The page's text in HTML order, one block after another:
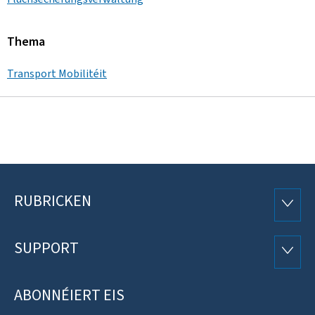
Thema
Transport Mobilitéit
Fousszeil
RUBRICKEN
SUPPORT
ABONNÉIERT EIS